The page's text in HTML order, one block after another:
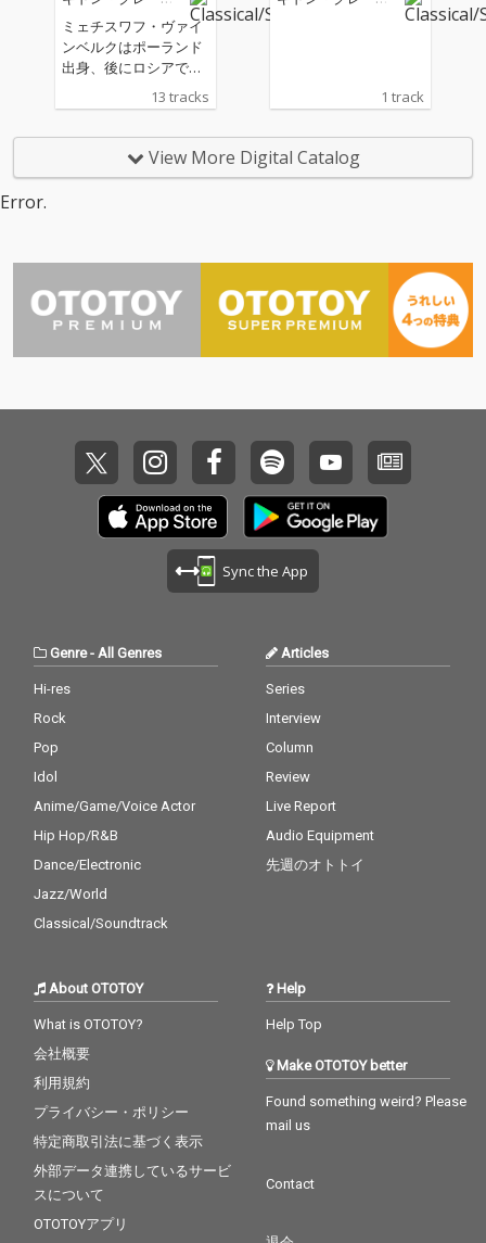
紀の独奏ヴァイオリン
過激な表現力は聴く者
ミェチスワフ・ヴァイ
ンベルクはポーランド
出身、後にロシアで活
動するも、ユダヤ人と
して苦難の人生を歩ん
スタコーヴィチにその
才能を見出されたこの
ソナタ3曲。1964年、1
967年、1979年に書か
れたヴァインベルクの
3つのソナタは、20世
的な挑戦であり、その
過激な表現力は聴く者
を魅了する。
13 tracks 1 track
View More Digital Catalog
Error.
Sync the App
Genre- All Genres
Hi-res
Rock
Pop
Idol
Anime/Game/Voice Actor
Hip Hop/R&B
Dance/Electronic
Jazz/World
Classical/Soundtrack
Articles
Series
Interview
Column
Review
Live Report
Audio Equipment
先週のオトトイ
About OTOTOY
What is OTOTOY?
会社概要
利用規約
プライバシー・ポリシー
特定商取引法に基づく表示
外部データ連携しているサービ
スについて
OTOTOYアプリ
Help
Help Top
Make OTOTOY better
Found something weird? Please
mail us
Contact